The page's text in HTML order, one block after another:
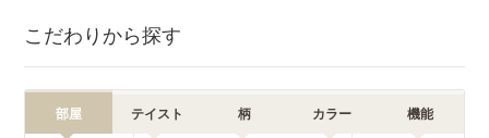
こだわりから探す
部屋 テイスト 柄 カラー 機能